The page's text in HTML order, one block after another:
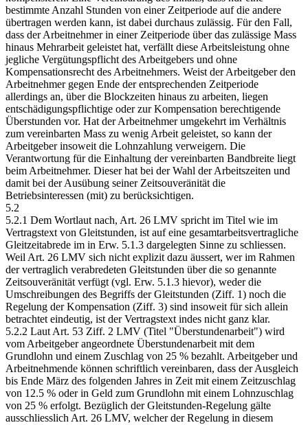
bestimmte Anzahl Stunden von einer Zeitperiode auf die andere
übertragen werden kann, ist dabei durchaus zulässig. Für den Fall,
dass der Arbeitnehmer in einer Zeitperiode über das zulässige Mass
hinaus Mehrarbeit geleistet hat, verfällt diese Arbeitsleistung ohne
jegliche Vergütungspflicht des Arbeitgebers und ohne
Kompensationsrecht des Arbeitnehmers. Weist der Arbeitgeber den
Arbeitnehmer gegen Ende der entsprechenden Zeitperiode
allerdings an, über die Blockzeiten hinaus zu arbeiten, liegen
entschädigungspflichtige oder zur Kompensation berechtigende
Überstunden vor. Hat der Arbeitnehmer umgekehrt im Verhältnis
zum vereinbarten Mass zu wenig Arbeit geleistet, so kann der
Arbeitgeber insoweit die Lohnzahlung verweigern. Die
Verantwortung für die Einhaltung der vereinbarten Bandbreite liegt
beim Arbeitnehmer. Dieser hat bei der Wahl der Arbeitszeiten und
damit bei der Ausübung seiner Zeitsouveränität die
Betriebsinteressen (mit) zu berücksichtigen.
5.2
5.2.1 Dem Wortlaut nach, Art. 26 LMV spricht im Titel wie im
Vertragstext von Gleitstunden, ist auf eine gesamtarbeitsvertragliche
Gleitzeitabrede im in Erw. 5.1.3 dargelegten Sinne zu schliessen.
Weil Art. 26 LMV sich nicht explizit dazu äussert, wer im Rahmen
der vertraglich verabredeten Gleitstunden über die so genannte
Zeitsouveränität verfügt (vgl. Erw. 5.1.3 hievor), weder die
Umschreibungen des Begriffs der Gleitstunden (Ziff. 1) noch die
Regelung der Kompensation (Ziff. 3) sind insoweit für sich allein
betrachtet eindeutig, ist der Vertragstext indes nicht ganz klar.
5.2.2 Laut Art. 53 Ziff. 2 LMV (Titel "Überstundenarbeit") wird
vom Arbeitgeber angeordnete Überstundenarbeit mit dem
Grundlohn und einem Zuschlag von 25 % bezahlt. Arbeitgeber und
Arbeitnehmende können schriftlich vereinbaren, dass der Ausgleich
bis Ende März des folgenden Jahres in Zeit mit einem Zeitzuschlag
von 12.5 % oder in Geld zum Grundlohn mit einem Lohnzuschlag
von 25 % erfolgt. Bezüglich der Gleitstunden-Regelung gälte
ausschliesslich Art. 26 LMV, welcher der Regelung in diesem